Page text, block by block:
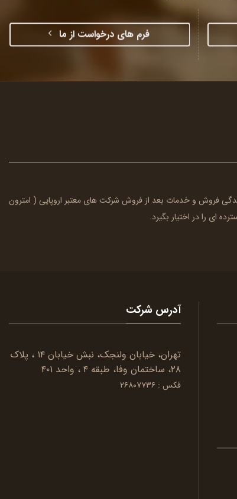
فرم های درخواست از ما
فروش و خدمات بعد از فروش شرکت های معتبر اروپایی ( امترون
ای را در اختیار بگیرد.
آدرس شرکت
تهران، خیابان ولنجک، نبش خیابان ۱۴ ، پلاک
۲۸، ساختمان وفا، طبقه ۴ ، واحد ۴۰۱
فکس : ۲۶۸۰۷۷۳۶